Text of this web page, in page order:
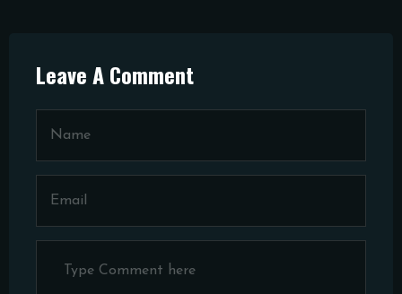
Leave A Comment